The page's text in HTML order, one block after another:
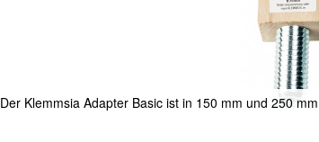
Der Klemmsia Adapter Basic ist in 150 mm und 250